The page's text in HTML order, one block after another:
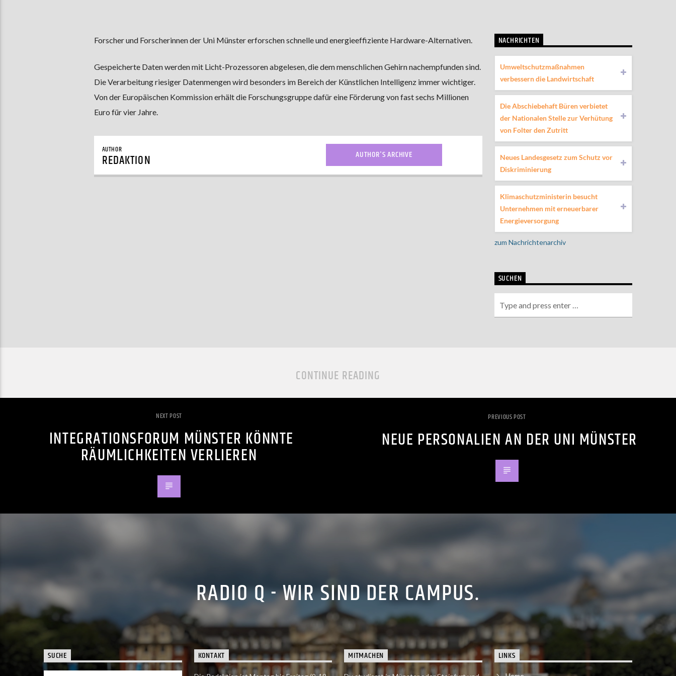
Forscher und Forscherinnen der Uni Münster erforschen schnelle und energieeffiziente Hardware-Alternativen.
Gespeicherte Daten werden mit Licht-Prozessoren abgelesen, die dem menschlichen Gehirn nachempfunden sind.
Die Verarbeitung riesiger Datenmengen wird besonders im Bereich der Künstlichen Intelligenz immer wichtiger.
Von der Europäischen Kommission erhält die Forschungsgruppe dafür eine Förderung von fast sechs Millionen
Euro für vier Jahre.
AUTHOR
REDAKTION AUTHOR'S ARCHIVE
NACHRICHTEN
Umweltschutzmaßnahmen
verbessern die Landwirtschaft
Die Abschiebehaft Büren verbietet
der Nationalen Stelle zur Verhütung
von Folter den Zutritt
Neues Landesgesetz zum Schutz vor
Diskriminierung
Klimaschutzministerin besucht
Unternehmen mit erneuerbarer
Energieversorgung
zum Nachrichtenarchiv
SUCHEN
CONTINUE READING
NEXT POST
INTEGRATIONSFORUM MÜNSTER KÖNNTE
RÄUMLICHKEITEN VERLIEREN
PREVIOUS POST
NEUE PERSONALIEN AN DER UNI MÜNSTER
RADIO Q - WIR SIND DER CAMPUS.
SUCHE KONTAKT MITMACHEN LINKS